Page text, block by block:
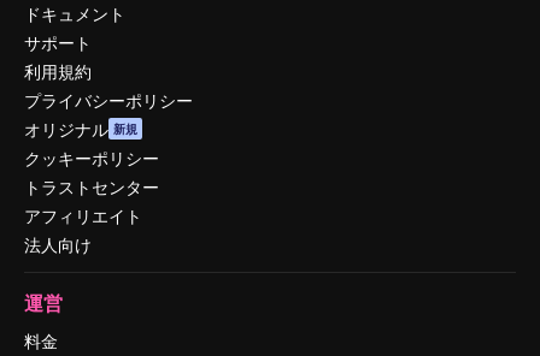
ドキュメント
サポート
利用規約
プライバシーポリシー
オリジナル 新規
クッキーポリシー
トラストセンター
アフィリエイト
法人向け
運営
料金